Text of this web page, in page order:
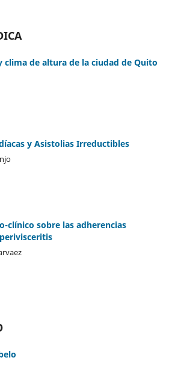
clima de altura de la ciudad de Quito
y Asistolias Irreductibles
clínico sobre las adherencias